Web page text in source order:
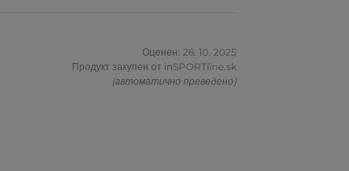
Оценен: 26. 10. 2025
Продукт закупен от inSPORTline.sk
(автоматично преведено)